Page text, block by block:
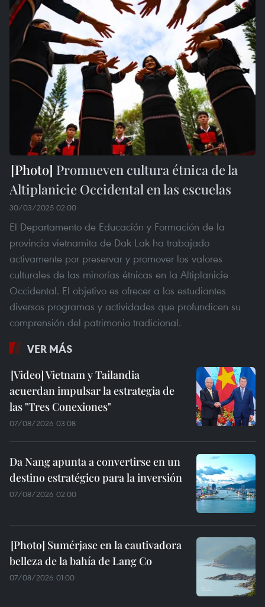
Promueven cultura étnica de la
Altiplanicie Occidental en las escuelas
30/03/2025 02:00
El Departamento de Educación y Formación de la
provincia vietnamita de Dak Lak ha trabajado
activamente por preservar y promover los valores
culturales de las minorías étnicas en la Altiplanicie
Occidental. El objetivo es ofrecer a los estudiantes
diversos programas y actividades que profundicen su
comprensión del patrimonio tradicional.
VER MÁS
Vietnam y Tailandia
acuerdan impulsar la estrategia de
las "Tres Conexiones"
07/08/2026 03:08
Da Nang apunta a convertirse en un
destino estratégico para la inversión
07/08/2026 02:00
Sumérjase en la cautivadora
belleza de la bahía de Lang Co
07/08/2026 01:00